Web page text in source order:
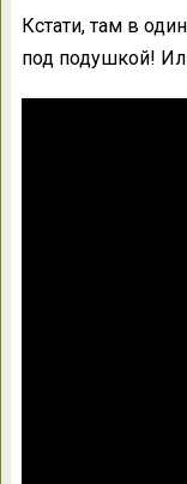
Кстати, там в
под подушкой!